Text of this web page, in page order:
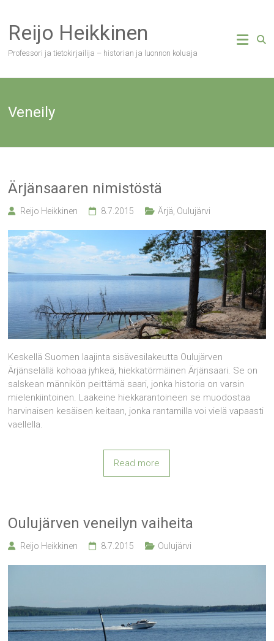
content
Reijo Heikkinen
Professori ja tietokirjailija – historian ja luonnon koluaja
Veneily
Ärjänsaaren nimistöstä
Reijo Heikkinen 8.7.2015 Ärjä Oulujärvi
Keskellä Suomen laajinta sisävesilakeutta Oulujärven
Ärjänselällä kohoaa jyhkeä, hiekkatörmäinen Ärjänsaari. Se on
salskean männikön peittämä saari, jonka historia on varsin
mielenkiintoinen. Laakeine hiekkarantoineen se muodostaa
harvinaisen kesäisen keitaan, jonka rantamilla voi vielä vapaasti
vaellella.
Read more
Oulujärven veneilyn vaiheita
Reijo Heikkinen 8.7.2015 Oulujärvi